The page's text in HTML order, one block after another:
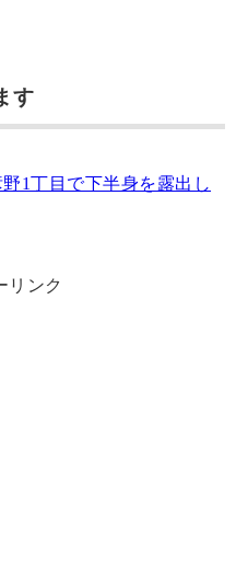
す
1丁目で下半身を露出し
リンク